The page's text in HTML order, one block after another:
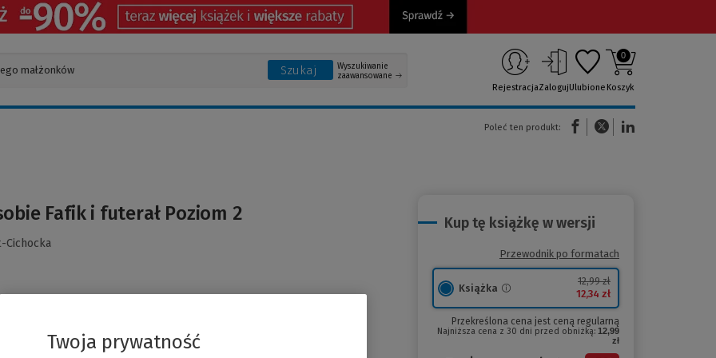
Szukaj
Wyszukiwanie
zaawansowane
RejestracjaZalogujUlubione
0
Koszyk
Poleć ten produkt:
(Nowe okno)(Link do innej strony)
Fafik i futerał Poziom 2
Cichocka
Kup tę książkę w wersji
Przewodnik po formatach
Książka
12,99 zł
12,34 zł
Przekreślona cena jest ceną regularną
Najniższa cena z 30 dni przed obniżką: 12,99
zł
Twoja prywatność